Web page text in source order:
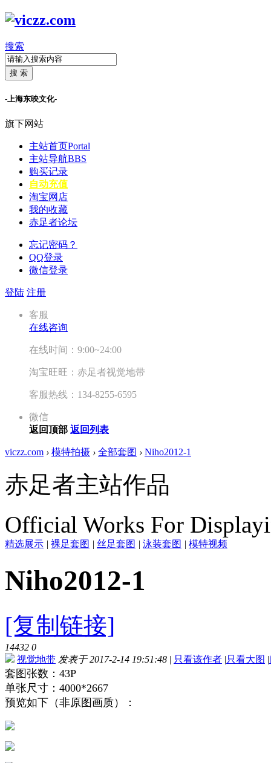
搜索
搜 索
-上海东映文化-
旗下网站
主站首页Portal
主站导航BBS
购买记录
自动充值
淘宝网店
我的收藏
赤足者论坛
忘记密码？
QQ登录
微信登录
登陆 注册
客服
在线咨询
在线时间：9:00~24:00
淘宝旺旺：赤足者视觉地带
客服热线：134-8255-6595
微信
返回顶部 返回列表
viczz.com › 模特拍摄 › 全部套图 › Niho2012-1
赤足者主站作品
Official Works For
精选展示 | 裸足套图 | 丝足套图 | 泳装套图 | 模特视频
Niho2012-1
[复制链接]
14432 0
视觉地带 发表于 2017-2-14 19:51:48 | 只看该作者 |只看大图 |
套图张数：43P
单张尺寸：4000*2667
预览如下（非原图画质）：